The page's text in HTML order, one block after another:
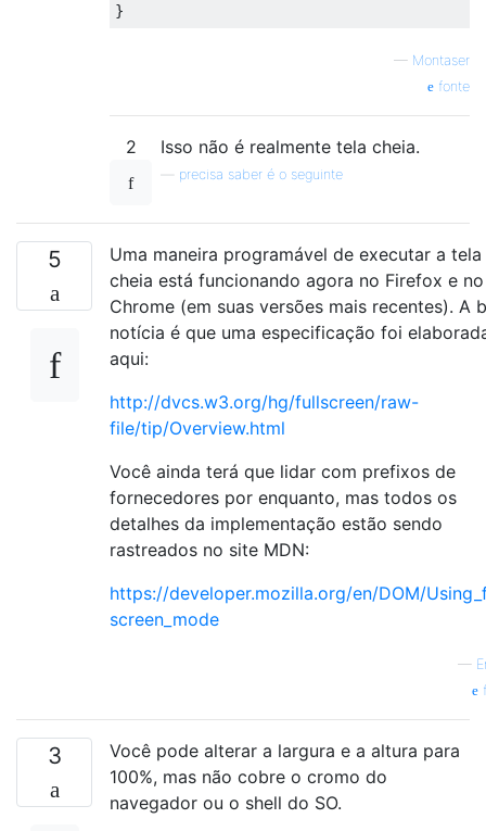
}
— Montaser
fonte
2 Isso não é realmente tela cheia.
precisa saber é o seguinte
5
Uma maneira programável de executar a tela
cheia está funcionando agora no Firefox e no
Chrome (em suas versões mais recentes). A
notícia é que uma especificação foi
aqui:
http://dvcs.w3.org/hg/fullscreen/raw-
file/tip/Overview.html
Você ainda terá que lidar com prefixos de
fornecedores por enquanto, mas todos os
detalhes da implementação estão sendo
rastreados no site MDN:
https://developer.mozilla.org/en/DOM/
screen_mode
—
3
Você pode alterar a largura e a altura para
100%, mas não cobre o cromo do
navegador ou o shell do SO.